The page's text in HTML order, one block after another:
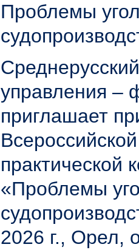
Проблемы
управления –
приглашает
практической
«Проблемы
2026 г., Орел,